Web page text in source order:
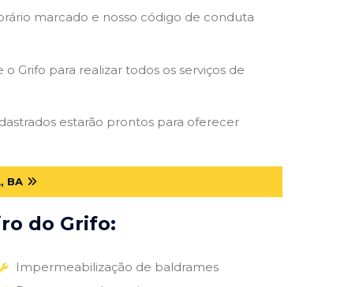
marcado e nosso código de conduta
Grifo para realizar todos os serviços de
estarão prontos para oferecer
BA
do Grifo:
Impermeabilização de baldrames